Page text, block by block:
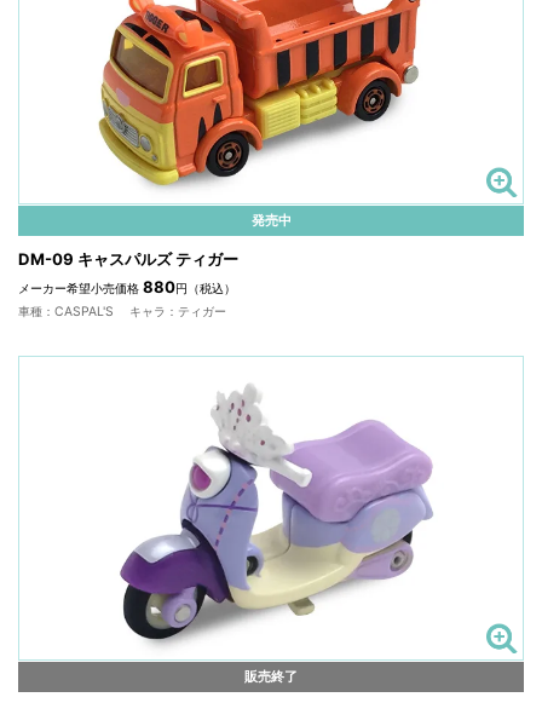
発売中
DM-09 キャスパルズ ティガー
メーカー希望小売価格 880円（税込）
車種：CASPAL'S キャラ：ティガー
販売終了